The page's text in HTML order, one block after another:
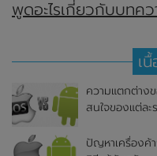
พูดอะไรเกี่ยวกับบทคว
เ
ความแตกต่าง
สนใจของแต่ละ
ปัญหาเครื่องค้